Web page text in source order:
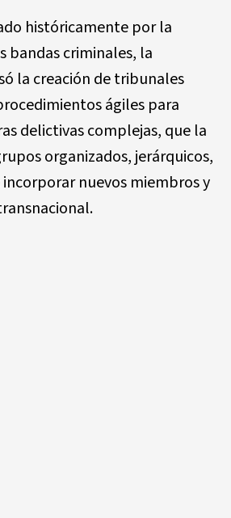
históricamente por la
bandas criminales, la
la creación de tribunales
ágiles para
delictivas complejas, que la
organizados, jerárquicos,
nuevos miembros y